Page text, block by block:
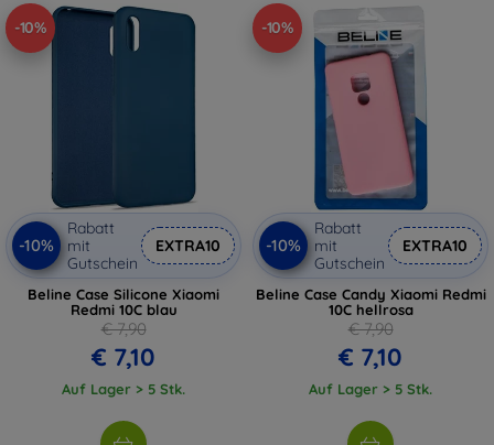
-10%
-10%
Rabatt
mit
Gutschein
EXTRA10
Beline Case Silicone Xiaomi
Redmi 10C blau
€ 7,90
€ 7,10
Auf Lager > 5 Stk.
-10%
-10%
Rabatt
mit
Gutschein
EXTRA10
Beline Case Candy Xiaomi Redmi
10C hellrosa
€ 7,90
€ 7,10
Auf Lager > 5 Stk.